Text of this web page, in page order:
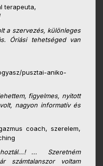
terapeuta,
a szervezés, különleges
Óriási tehetséged van
pusztai-aniko-
figyelmes, nyitott
nagyon informatív és
coach, szerelem,
... Szeretném
számtalanszor voltam